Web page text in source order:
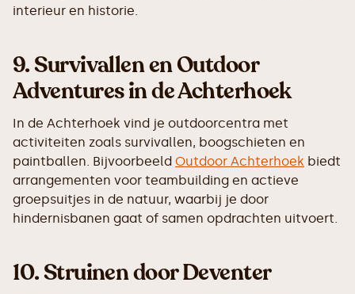
interieur en historie.
9.Survivallen en Outdoor
Adventures in de Achterhoek
In de Achterhoek vind je outdoorcentra met
activiteiten zoals survivallen, boogschieten en
paintballen. Bijvoorbeeld Outdoor Achterhoek biedt
arrangementen voor teambuilding en actieve
groepsuitjes in de natuur, waarbij je door
hindernisbanen gaat of samen opdrachten uitvoert.
10.Struinen door Deventer